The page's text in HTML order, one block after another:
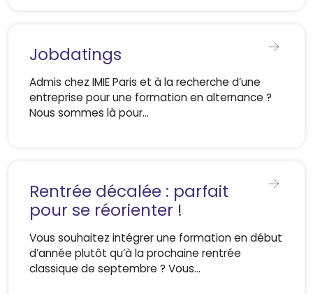
Jobdatings
Admis chez IMIE Paris et à la recherche d’une
entreprise pour une formation en alternance ?
Nous sommes là pour…
Rentrée décalée : parfait
pour se réorienter !
Vous souhaitez intégrer une formation en début
d’année plutôt qu’à la prochaine rentrée
classique de septembre ? Vous…